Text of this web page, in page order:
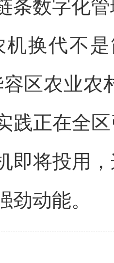
条数字化
代不是
容区农业农
践正在全
即将投用
劲动能。